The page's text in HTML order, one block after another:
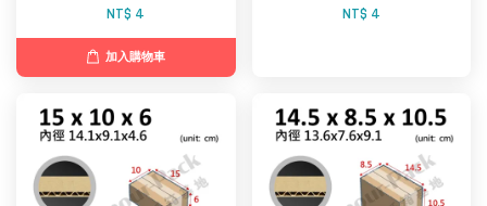
NT$ 4
加入購物車
NT$ 4